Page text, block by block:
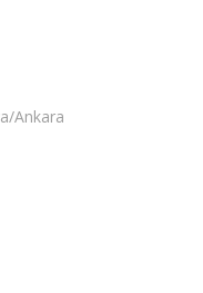
Ankara